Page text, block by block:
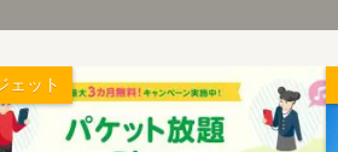
ェット